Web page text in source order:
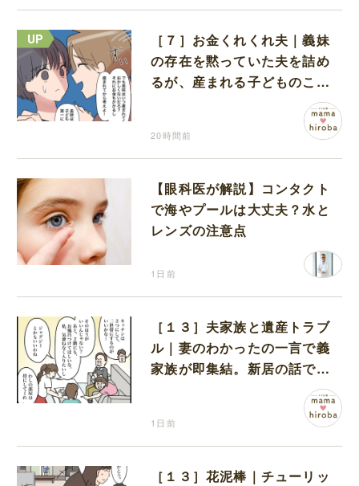
［７］お金くれくれ夫｜義妹
の存在を黙っていた夫を詰め
るが、産まれる子どものこと
を第一に考えてと流される
20時間前
【眼科医が解説】コンタクト
で海やプールは大丈夫？水と
レンズの注意点
1日前
［１３］夫家族と遺産トラブ
ル｜妻のわかったの一言で義
家族が即集結。新居の話で盛
り上がる義家族を置いて実家
1日前
［１３］花泥棒｜チューリッ